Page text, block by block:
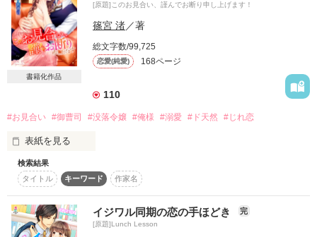
チャマ様
面白い！と言っていただけて嬉しいです🥰
よっしー様
ほっこりしていただけて嬉しいです☺️
🌸感想メールありがとうございました🌸
シルバースプーン 様
トクチャンだいすき 様
かしらぎ 様
かなかなまほ 様
4児のみえママ 様
夏目若葉 様
2023/01/28 《おまけ》追加しました！
モデル　聖
ひじり
最上飲料のイメージキャラクター
年齢など全てが非公開
身長180cmを超えるイケメンモデル
✨素敵なレビューありがとうございます✨
吉岡　ミホ様
なっちゃんさっちゃん様
マイマイ。様
こば様
読者さまに感謝！
★☆★☆★☆★☆★☆★☆★☆★☆★☆★☆★☆
音羽課長は仕事ができる
しかも流行りの塩系男子
だけど女心にとても鈍感
「それは気の迷いだ」と一刀両断
書籍化作品
[原題]このお見合い、謹んでお断り申し上げます！
篠宮 渚／著
総文字数/99,725
恋愛(純愛) 168ページ
110
#お見合い #御曹司 #没落令嬢 #俺様 #溺愛 #ド天然 #じれ恋
表紙を見る
「ーー俺という旦那がいておきながら、
夜遊びとは感心しないな。」
２７歳独身、年齢＝彼氏なし。
検索結果
タイトル
キーワード 作家名
イジワル同期の恋の手ほどき 完
[原題]Lunch Lesson